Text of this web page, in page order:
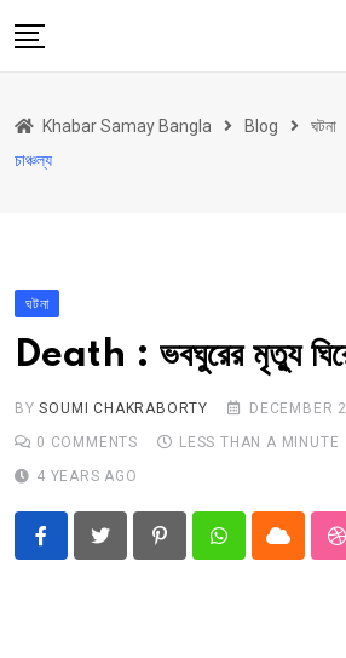
to
উত্তরবঙ্গ
আরও কিছু
Contact
Khabar Samay Bangla Blog ঘটনা
চাঞ্চল্য
ঘটনা
Death : ভবঘুরের মৃত্যু ঘিরে
BYSOUMI CHAKRABORTY
DECEMBER
0 COMMENTS LESS THAN A MINUTE
4 YEARS AGO
PinterestWhatsappCloud